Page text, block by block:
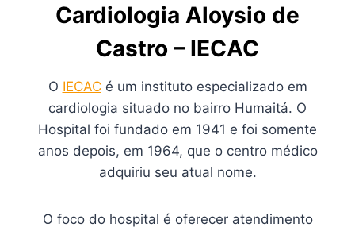
Cardiologia Aloysio de
Castro – IECAC
O IECACé um instituto especializado em
cardiologia situado no bairro Humaitá. O
Hospital foi fundado em 1941 e foi somente
anos depois, em 1964, que o centro médico
adquiriu seu atual nome.
O foco do hospital é oferecer atendimento